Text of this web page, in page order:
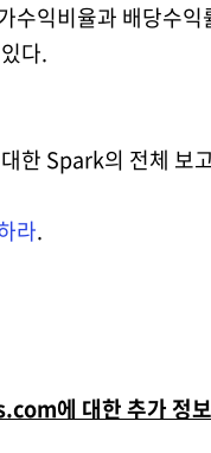
수익비율과 배당수익
다.
한 Spark의 전체 보
라.
에 대한 추가 정보